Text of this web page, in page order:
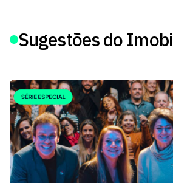
Sugestões do Imobi